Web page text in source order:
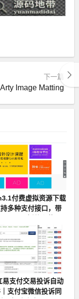
下一篇
Image Matting
付费虚拟资源下载
多种支付接口，带
易支付交易投诉自动
支付宝微信投诉同